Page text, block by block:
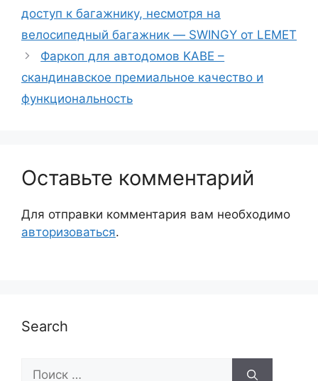
доступ к багажнику, несмотря на
велосипедный багажник — SWINGY от LEMET
Фаркоп для автодомов KABE –
скандинавское премиальное качество и
функциональность
Оставьте комментарий
Для отправки комментария вам необходимо
авторизоваться.
Search